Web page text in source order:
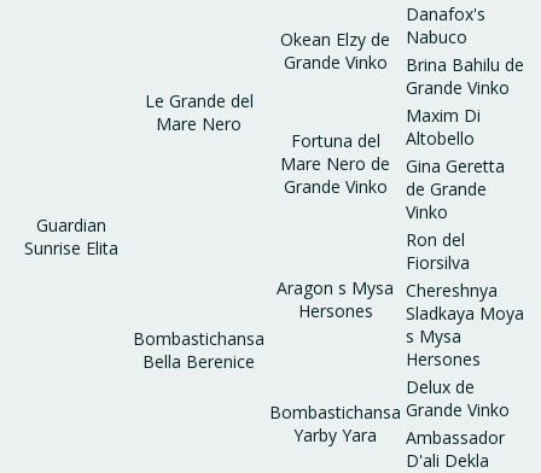
Guardian
Sunrise Elita
Le Grande del
Mare Nero
Okean Elzy de
Grande Vinko
Danafox's
Nabuco
Brina Bahilu de
Grande Vinko
Fortuna del
Mare Nero de
Grande Vinko
Maxim Di
Altobello
Gina Geretta
de Grande
Vinko
Bombastichansa
Bella Berenice
Aragon s Mysa
Hersones
Ron del
Fiorsilva
Chereshnya
Sladkaya Moya
s Mysa
Hersones
Bombastichansa
Yarby Yara
Delux de
Grande Vinko
Ambassador
D'ali Dekla